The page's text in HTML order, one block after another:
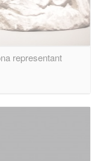
representant